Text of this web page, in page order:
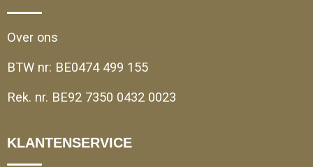
Over ons
BTW nr: BE0474 499 155
Rek. nr. BE92 7350 0432 0023
KLANTENSERVICE